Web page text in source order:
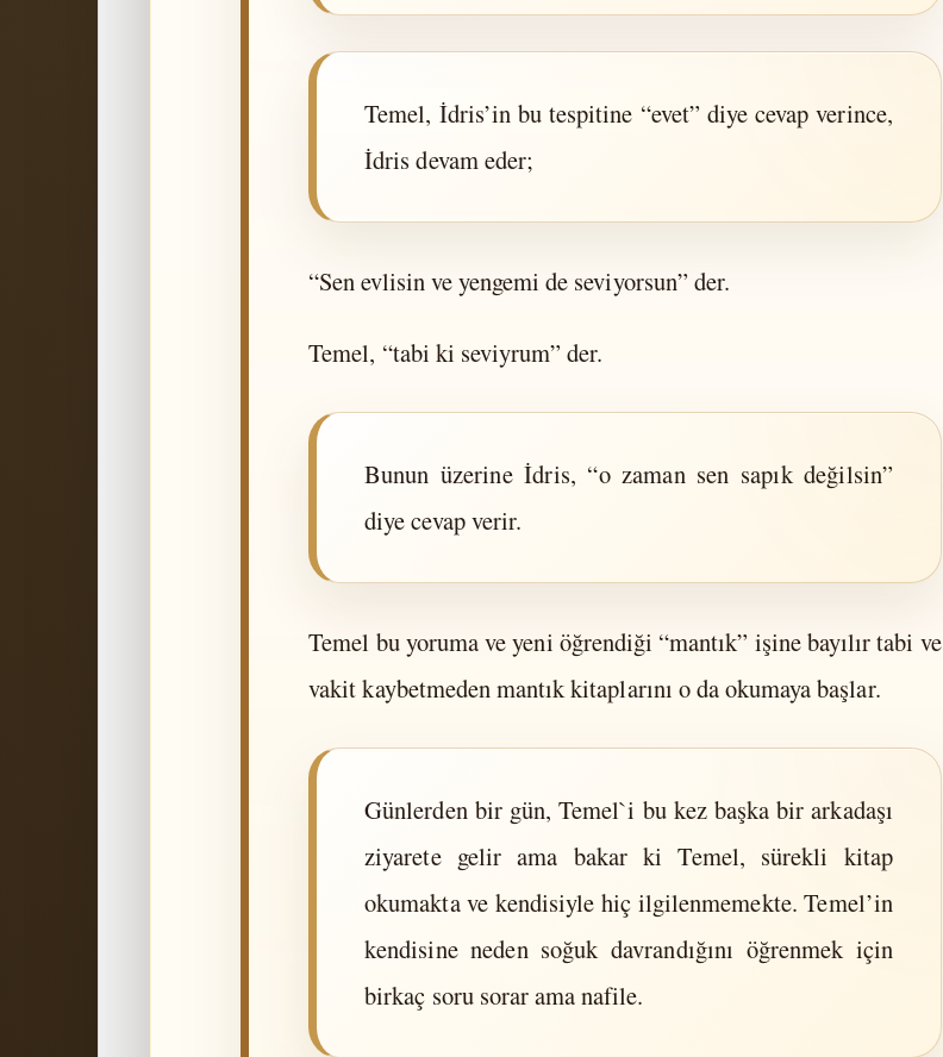
Temel, İdris’in bu tespitine “evet” diye cevap verince,
İdris devam eder;
“Sen evlisin ve yengemi de seviyorsun” der.
Temel, “tabi ki seviyrum” der.
Bunun üzerine İdris, “o zaman sen sapık değilsin”
diye cevap verir.
Temel bu yoruma ve yeni öğrendiği “mantık” işine bayılır tabi ve
vakit kaybetmeden mantık kitaplarını o da okumaya başlar.
Günlerden bir gün, Temel`i bu kez başka bir arkadaşı
ziyarete gelir ama bakar ki Temel, sürekli kitap
okumakta ve kendisiyle hiç ilgilenmemekte. Temel’in
kendisine neden soğuk davrandığını öğrenmek için
birkaç soru sorar ama nafile.